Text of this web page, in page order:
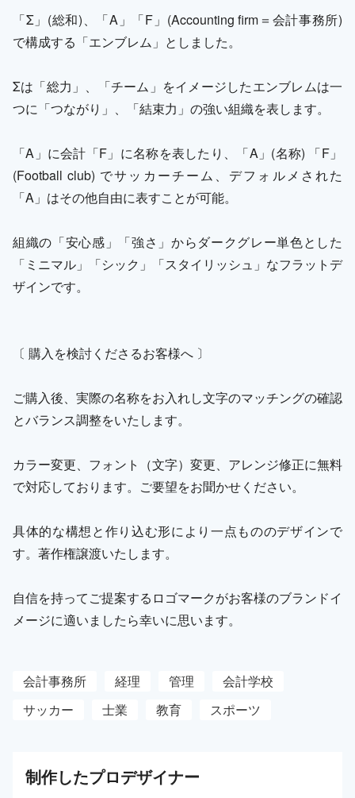
「Σ」(総和)、「A」「F」(Accounting firm＝会計事務所)
で構成する「エンブレム」としました。
Σは「総力」、「チーム」をイメージしたエンブレムは一
つに「つながり」、「結束力」の強い組織を表します。
「A」に会計「F」に名称を表したり、「A」(名称) 「F」
(Football club) でサッカーチーム、デフォルメされた
「A」はその他自由に表すことが可能。
組織の「安心感」「強さ」からダークグレー単色とした
「ミニマル」「シック」「スタイリッシュ」なフラットデ
ザインです。
〔 購入を検討くださるお客様へ 〕
ご購入後、実際の名称をお入れし文字のマッチングの確認
とバランス調整をいたします。
カラー変更、フォント（文字）変更、アレンジ修正に無料
で対応しております。ご要望をお聞かせください。
具体的な構想と作り込む形により一点もののデザインで
す。著作権譲渡いたします。
自信を持ってご提案するロゴマークがお客様のブランドイ
メージに適いましたら幸いに思います。
会計事務所 経理 管理
会計学校
サッカー
士業 教育 スポーツ
制作したプロデザイナー